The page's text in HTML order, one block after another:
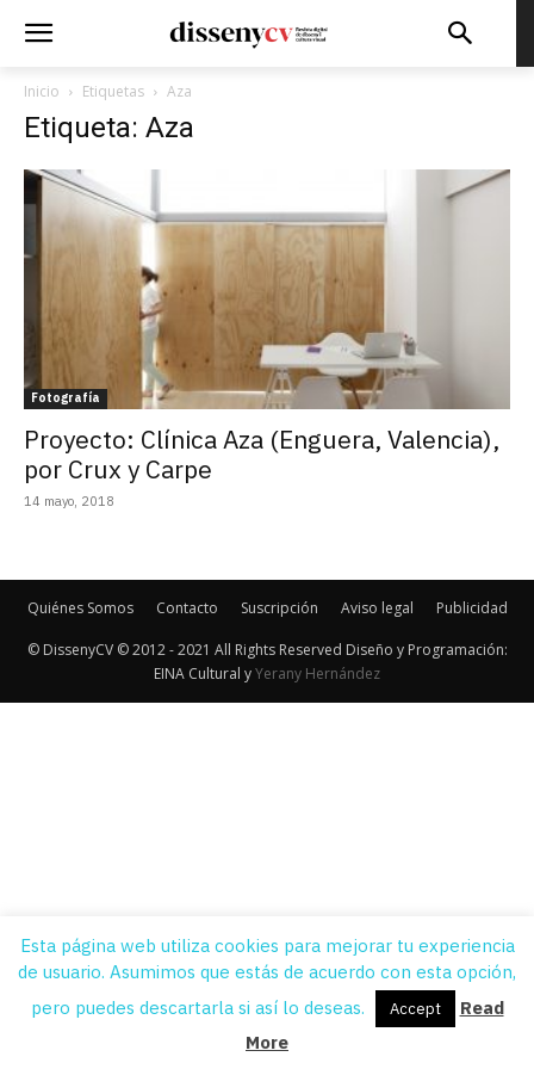
Inicio Etiquetas Aza
Etiqueta: Aza
Fotografía
Proyecto: Clínica Aza (Enguera, Valencia),
por Crux y Carpe
14 mayo, 2018
Quiénes Somos Contacto Suscripción Aviso legal Publicidad
© DissenyCV © 2012 - 2021 All Rights Reserved Diseño y Programación:
EINA Cultural yYerany Hernández
Esta página web utiliza cookies para mejorar tu experiencia
de usuario. Asumimos que estás de acuerdo con esta opción,
pero puedes descartarla si así lo deseas.
Accept
Read
More